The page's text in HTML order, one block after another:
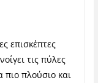
επισκέπτες
τις πύλες
πλούσιο και